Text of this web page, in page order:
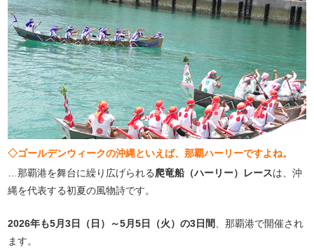
◇ゴールデンウィークの沖縄といえば、那覇ハーリーですよね。
…那覇港を舞台に繰り広げられる爬竜船（ハーリー）レースは、沖
縄を代表する初夏の風物詩です。
2026年も5月3日（日）～5月5日（火）の3日間、那覇港で開催され
ます。